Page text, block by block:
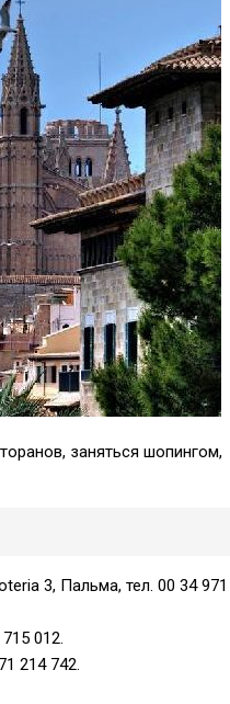
заняться шопингом,
3, Пальма, тел. 00 34 971
012.
214 742.